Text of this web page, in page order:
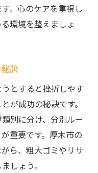
。心のケアを重視し
環境を整えましょ
訣
とすると挫折しやす
が成功の秘訣です。
別に分け、分別ルー
重要です。厚木市の
ら、粗大ゴミやリサ
しょう。